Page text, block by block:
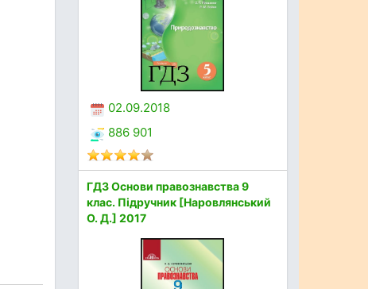
02.09.2018
886 901
ГДЗ Основи правознавства 9
клас. Підручник [Наровлянський
О. Д.] 2017